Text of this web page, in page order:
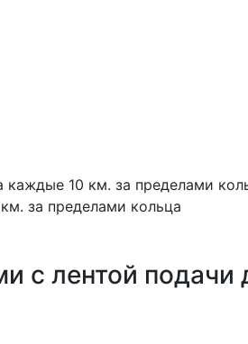
10 км. за пределами
за пределами кольца
с лентой подачи